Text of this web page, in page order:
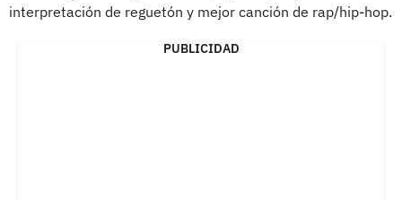
interpretación de reguetón y mejor canción de rap/hip-hop.
PUBLICIDAD